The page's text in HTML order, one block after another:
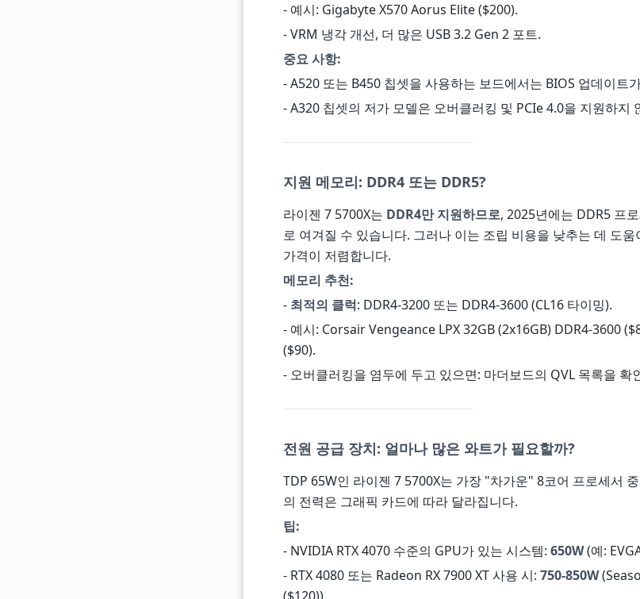
- 예시: Gigabyte X570 Aorus Elite ($200).
- VRM 냉각 개선, 더 많은 USB 3.2 Gen 2 포트.
중요 사항:
- A520 또는 B450 칩셋을 사용하는 보드에서는 BIOS 업데이트
- A320 칩셋의 저가 모델은 오버클러킹 및 PCIe 4.0을 지원하지
지원 메모리: DDR4 또는 DDR5?
라이젠 7 5700X는 DDR4만 지원하므로, 2025년에는 DDR5 프
로 여겨질 수 있습니다. 그러나 이는 조립 비용을 낮추는 데 도
가격이 저렴합니다.
메모리 추천:
- 최적의 클럭: DDR4-3200 또는 DDR4-3600 (CL16 타이밍).
- 예시: Corsair Vengeance LPX 32GB (2x16GB) DDR4-3600
($90).
- 오버클러킹을 염두에 두고 있으면: 마더보드의 QVL 목록을 확
전원 공급 장치: 얼마나 많은 와트가 필요할까?
TDP 65W인 라이젠 7 5700X는 가장 "차가운" 8코어 프로세서
의 전력은 그래픽 카드에 따라 달라집니다.
팁:
- NVIDIA RTX 4070 수준의 GPU가 있는 시스템: 650W(예:
- RTX 4080 또는 Radeon RX 7900 XT 사용 시: 750-850W